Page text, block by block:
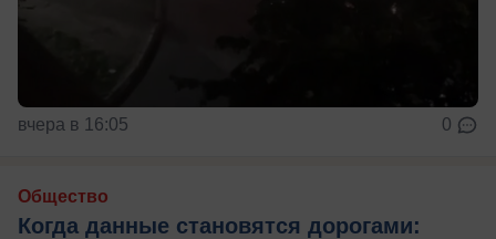
вчера в 16:05 0
Общество
Когда данные становятся дорогами: